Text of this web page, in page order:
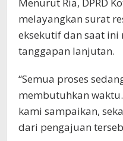
Menurut Ria, DPRD
melayangkan surat
eksekutif dan saat ini
tanggapan lanjutan.
“Semua proses
membutuhkan
kami sampaikan,
dari pengajuan